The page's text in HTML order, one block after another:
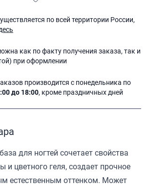
по всей территории России,
как по факту получения заказа, так и
при оформлении
производится с понедельника по
до 18:00, кроме праздничных дней
для ногтей сочетает свойства
и цветного геля, создает прочное
естественным оттенком. Может